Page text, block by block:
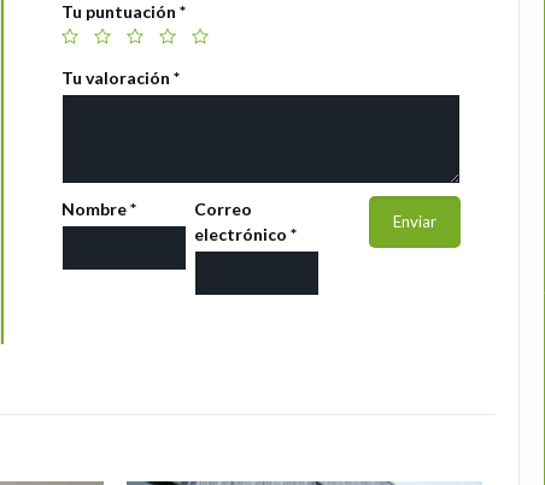
Tu puntuación*
Tu valoración*
Nombre*
Correo
electrónico*